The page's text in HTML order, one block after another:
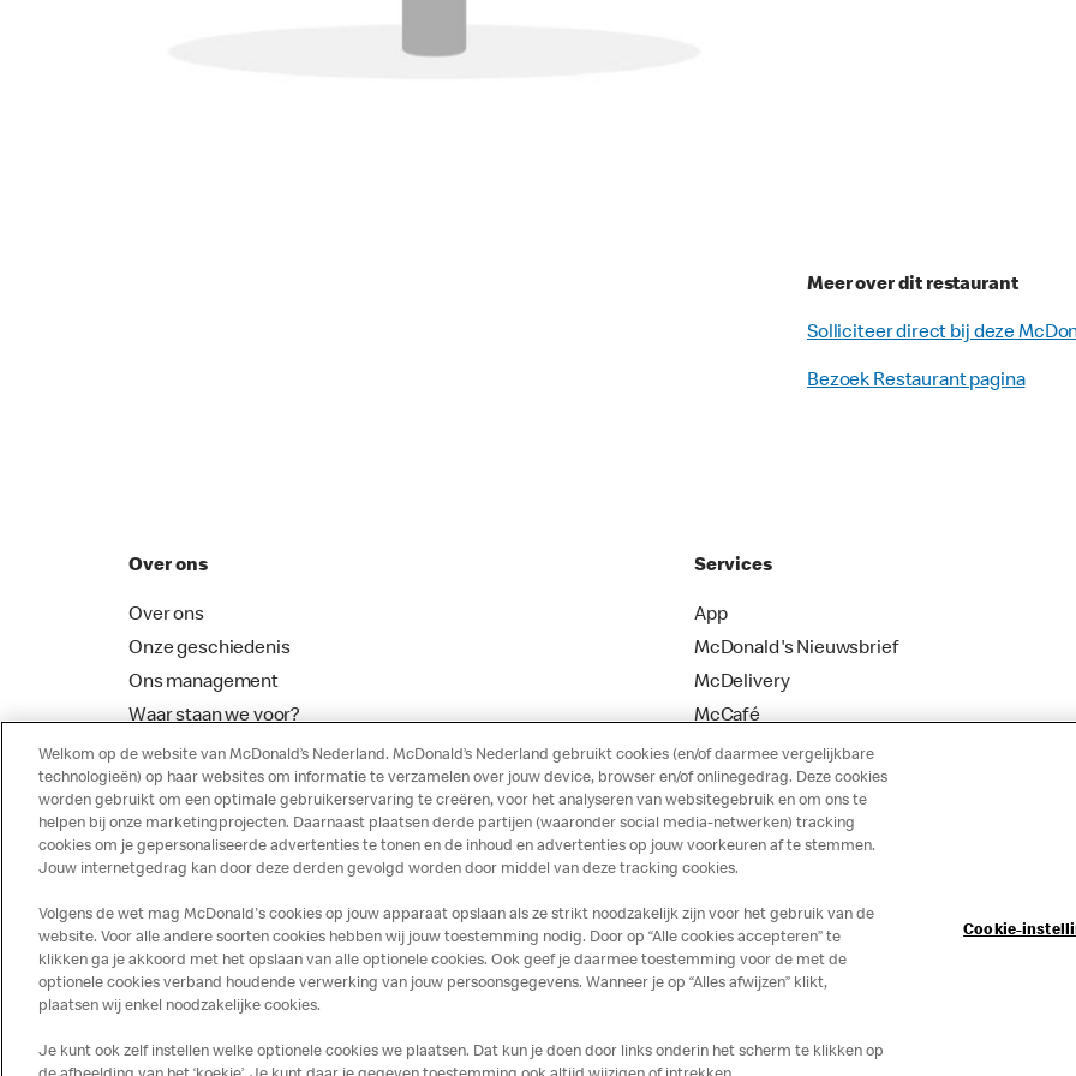
Meer over dit restaurant
Solliciteer direct bij deze
Bezoek Restaurant pagina
Over ons
Over ons
Onze geschiedenis
Ons management
Waar staan we voor?
McDonalds Franchising
Services
App
McDonald's Nieuwsbrief
McDelivery
McCafé
Disclaimer Privacy Cookies
Welkom op de website van McDonald’s Nederland. McDonald’s Nederland gebruikt cookies (en/of daarmee vergelijkbare
technologieën) op haar websites om informatie te verzamelen over jouw device, browser en/of onlinegedrag. Deze cookies
worden gebruikt om een optimale gebruikerservaring te creëren, voor het analyseren van websitegebruik en om ons te
helpen bij onze marketingprojecten. Daarnaast plaatsen derde partijen (waaronder social media-netwerken) tracking
cookies om je gepersonaliseerde advertenties te tonen en de inhoud en advertenties op jouw voorkeuren af te stemmen.
Jouw internetgedrag kan door deze derden gevolgd worden door middel van deze tracking cookies.
Volgens de wet mag McDonald's cookies op jouw apparaat opslaan als ze strikt noodzakelijk zijn voor het gebruik van de
website. Voor alle andere soorten cookies hebben wij jouw toestemming nodig. Door op “Alle cookies accepteren” te
klikken ga je akkoord met het opslaan van alle optionele cookies. Ook geef je daarmee toestemming voor de met de
optionele cookies verband houdende verwerking van jouw persoonsgegevens. Wanneer je op “Alles afwijzen” klikt,
plaatsen wij enkel noodzakelijke cookies.
Je kunt ook zelf instellen welke optionele cookies we plaatsen. Dat kun je doen door links onderin het scherm te klikken op
Cookie-